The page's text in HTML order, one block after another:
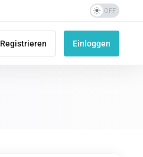
Registrieren Einloggen